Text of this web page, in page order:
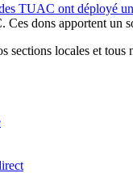
TUAC ont déployé
dons apportent un
sections locales et